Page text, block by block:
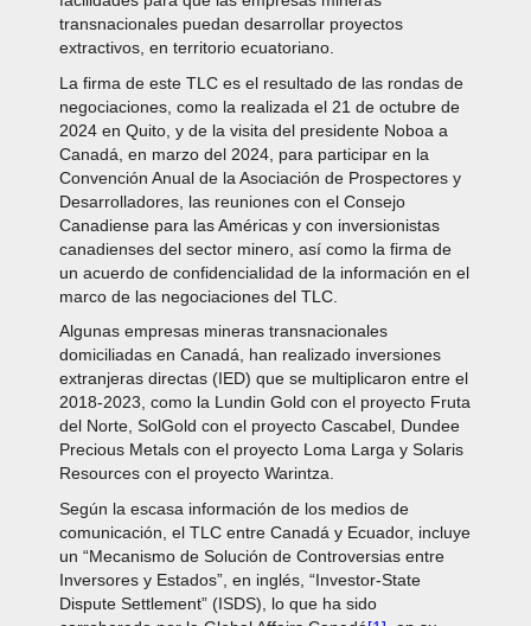
transnacionales puedan desarrollar proyectos
extractivos, en territorio ecuatoriano.
La firma de este TLC es el resultado de las rondas de
negociaciones, como la realizada el 21 de octubre de
2024 en Quito, y de la visita del presidente Noboa a
Canadá, en marzo del 2024, para participar en la
Convención Anual de la Asociación de Prospectores y
Desarrolladores, las reuniones con el Consejo
Canadiense para las Américas y con inversionistas
canadienses del sector minero, así como la firma de
un acuerdo de confidencialidad de la información en el
marco de las negociaciones del TLC.
Algunas empresas mineras transnacionales
domiciliadas en Canadá, han realizado inversiones
extranjeras directas (IED) que se multiplicaron entre el
2018-2023, como la Lundin Gold con el proyecto Fruta
del Norte, SolGold con el proyecto Cascabel, Dundee
Precious Metals con el proyecto Loma Larga y Solaris
Resources con el proyecto Warintza.
Según la escasa información de los medios de
comunicación, el TLC entre Canadá y Ecuador, incluye
un “Mecanismo de Solución de Controversias entre
Inversores y Estados”, en inglés, “Investor-State
Dispute Settlement” (ISDS), lo que ha sido